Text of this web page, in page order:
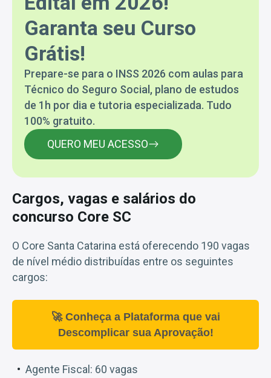
Garanta seu Curso
Grátis!
Prepare-se para o INSS 2026 com aulas para
Técnico do Seguro Social, plano de estudos
de 1h por dia e tutoria especializada. Tudo
100% gratuito.
QUERO MEU ACESSO
Cargos, vagas e salários do
concurso Core SC
O Core Santa Catarina está oferecendo 190 vagas
de nível médio distribuídas entre os seguintes
cargos:
🚀 Conheça a Plataforma que vai
Descomplicar sua Aprovação!
Agente Fiscal: 60 vagas